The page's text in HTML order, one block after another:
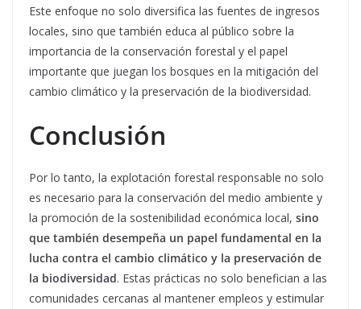
Este enfoque no solo diversifica las fuentes de ingresos
locales, sino que también educa al público sobre la
importancia de la conservación forestal y el papel
importante que juegan los bosques en la mitigación del
cambio climático y la preservación de la biodiversidad.
Conclusión
Por lo tanto, la explotación forestal responsable no solo
es necesario para la conservación del medio ambiente y
la promoción de la sostenibilidad económica local, sino
que también desempeña un papel fundamental en la
lucha contra el cambio climático y la preservación de
la biodiversidad. Estas prácticas no solo benefician a las
comunidades cercanas al mantener empleos y estimular